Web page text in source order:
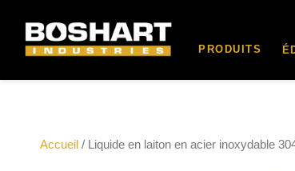
PRODUITS
Accueil / Liquide en laiton en acier inoxydable